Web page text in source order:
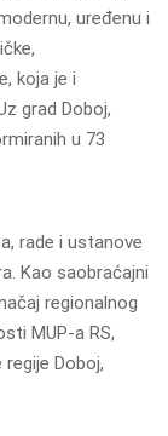
uređenu i
koja je i
grad Doboj,
u 73
rade i ustanove
Kao saobraćajni
regionalnog
MUP-a RS,
Doboj,